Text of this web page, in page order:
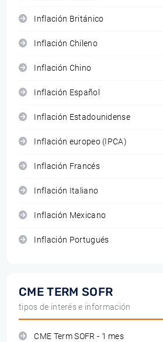
Inflación Británico
Inflación Chileno
Inflación Chino
Inflación Español
Inflación Estadounidense
Inflación europeo (IPCA)
Inflación Francés
Inflación Italiano
Inflación Mexicano
Inflación Portugués
CME TERM SOFR
tipos de interés e información
CME Term SOFR - 1 mes